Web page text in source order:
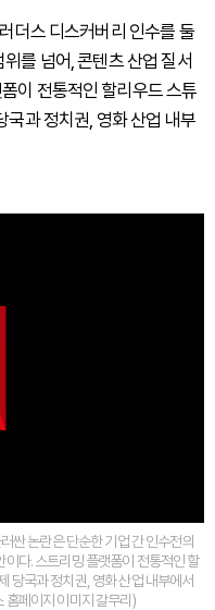
더스 디스커버리 인수를 둘
를 넘어, 콘텐츠 산업 질서
이 전통적인 할리우드 스튜
국과 정치권, 영화 산업 내부
싼 논란은 단순한 기업 간 인수전의
다. 스트리밍 플랫폼이 전통적인 할
당국과 정치권, 영화 산업 내부에서
홈페이지 이미지 갈무리)